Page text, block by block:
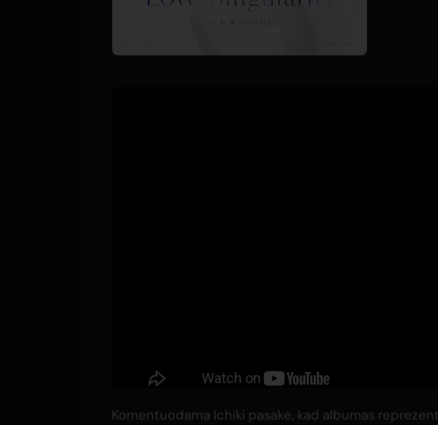
Komentuodama Ichiki pasakė, kad albumas